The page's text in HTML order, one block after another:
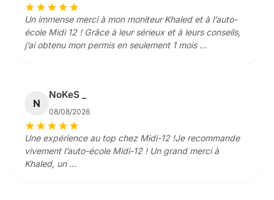
starstarstarstarstar
Un immense merci à mon moniteur Khaled et à l’auto-
école Midi 12 ! Grâce à leur sérieux et à leurs conseils,
j’ai obtenu mon permis en seulement 1 mois …
N
NoKeS _
08/08/2026
starstarstarstarstar
Une expérience au top chez Midi-12 !Je recommande
vivement l’auto-école Midi-12 ! Un grand merci à
Khaled, un …